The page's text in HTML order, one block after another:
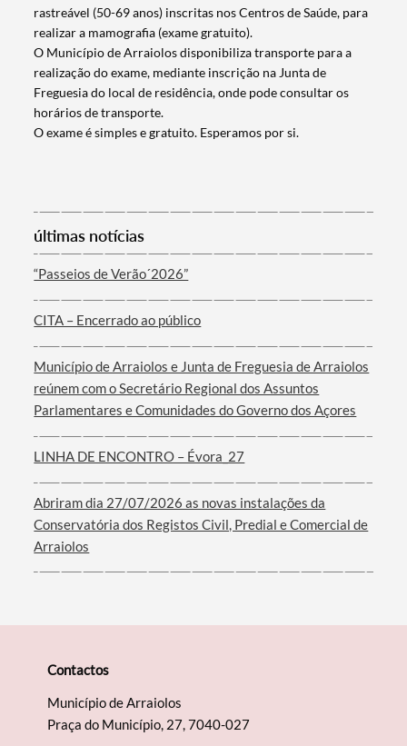
Categorias gerais
Filtros
rastreável (50-69 anos) inscritas nos Centros de Saúde, para
realizar a mamografia (exame gratuito).
O Município de Arraiolos disponibiliza transporte para a
realização do exame, mediante inscrição na Junta de
Freguesia do local de residência, onde pode consultar os
horários de transporte.
O exame é simples e gratuito. Esperamos por si.
últimas notícias
“Passeios de Verão´2026”
CITA – Encerrado ao público
Município de Arraiolos e Junta de Freguesia de Arraiolos
reúnem com o Secretário Regional dos Assuntos
Parlamentares e Comunidades do Governo dos Açores
LINHA DE ENCONTRO – Évora_27
Abriram dia 27/07/2026 as novas instalações da
Conservatória dos Registos Civil, Predial e Comercial de
Arraiolos
Contactos
Município de Arraiolos
Praça do Município, 27, 7040-027